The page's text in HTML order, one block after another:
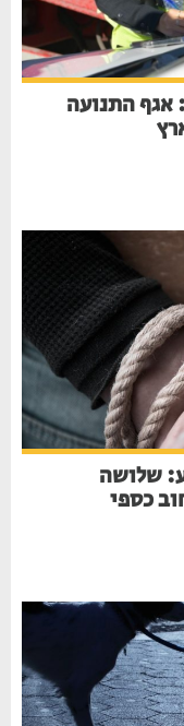
אגף התנועה
שלושה
כספי